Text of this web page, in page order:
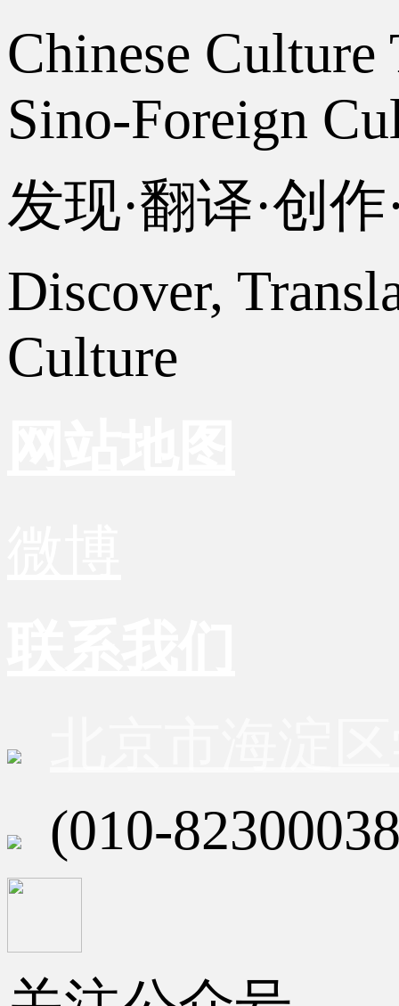
Chinese
Sino-Foreign
发现·翻译·创
Discover,
Culture
(010-